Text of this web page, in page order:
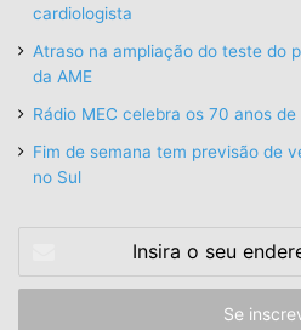
cardiologista
Atraso na ampliação do teste do
da AME
Rádio MEC celebra os 70 anos
Fim de semana tem previsão de
no Sul
seu